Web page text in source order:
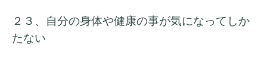
２３、自分の身体や健康の事が気になってしか
たない